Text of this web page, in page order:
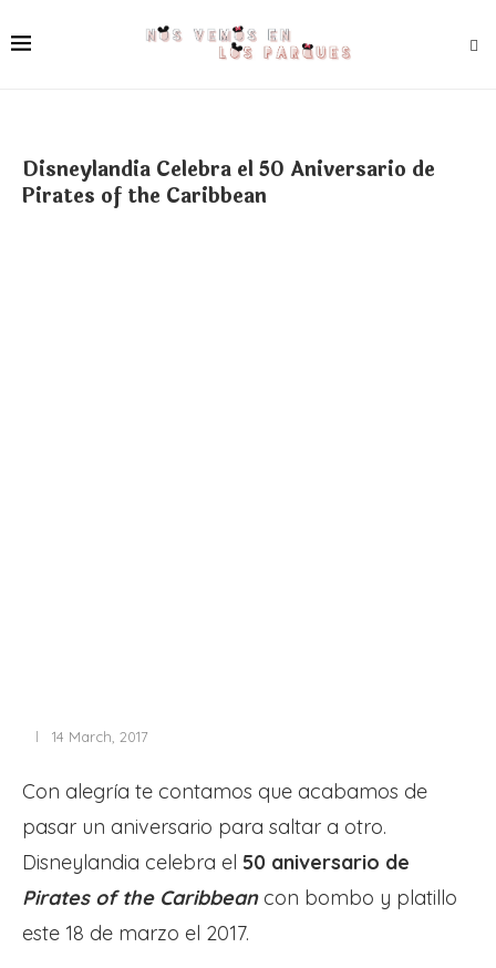
Disneylandia Celebra el 50 Aniversario de
Pirates of the Caribbean
14 March, 2017
Con alegría te contamos que acabamos de
pasar un aniversario para saltar a otro.
Disneylandia celebra el 50 aniversario de
Pirates of the Caribbeancon bombo y platillo
este 18 de marzo el 2017.